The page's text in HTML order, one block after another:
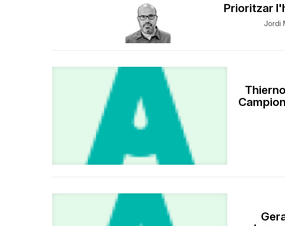
Prioritzar
Jordi